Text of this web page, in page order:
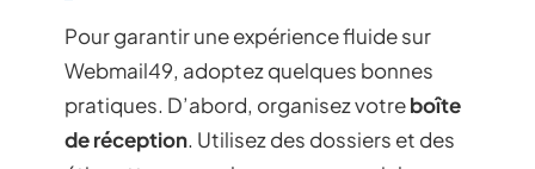
Pour garantir une expérience fluide sur
Webmail49, adoptez quelques bonnes
pratiques. D’abord, organisez votreboîte
de réception. Utilisez des dossiers et des